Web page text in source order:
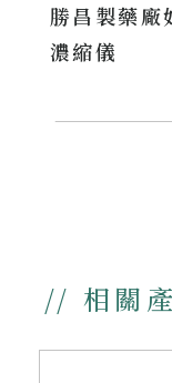
勝昌製藥
濃縮儀
// 相關